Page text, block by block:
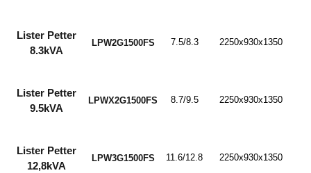
Lister Petter
8.3kVA
LPW2G1500FS 7.5/8.3 2250x930x1350
Lister Petter
9.5kVA
LPWX2G1500FS 8.7/9.5 2250x930x1350
Lister Petter
12,8kVA
LPW3G1500FS 11.6/12.8 2250x930x1350